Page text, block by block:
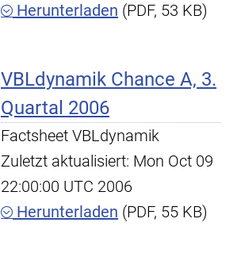
Herunterladen (PDF, 53 KB)
VBLdynamik Chance A, 3.
Quartal 2006
Factsheet VBLdynamik
Zuletzt aktualisiert: Mon Oct 09
22:00:00 UTC 2006
Herunterladen (PDF, 55 KB)